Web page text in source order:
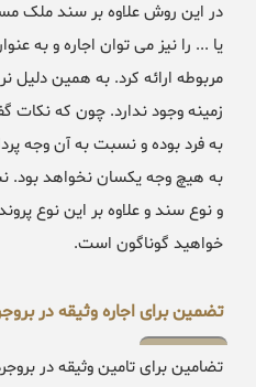
در این روش علاوه بر سند ملک
یا ... را نیز می توان اجاره و به
مربوطه ارائه کرد. به همین دلیل
زمینه وجود ندارد. چون که نکات
به فرد بوده و نسبت به آن وجه
به هیچ وجه یکسان نخواهد بود.
و نوع سند و علاوه بر این نوع
خواهید گوناگون است.
تضمین برای اجاره وثیقه در
تضامین برای تامین وثیقه در